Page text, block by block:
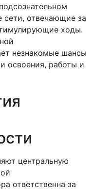
сети, отвечающие за
ходы.
незнакомые шансы
освоения, работы и
центральную
ответственна за